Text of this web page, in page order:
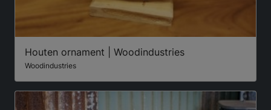
Houten ornament | Woodindustries
Woodindustries